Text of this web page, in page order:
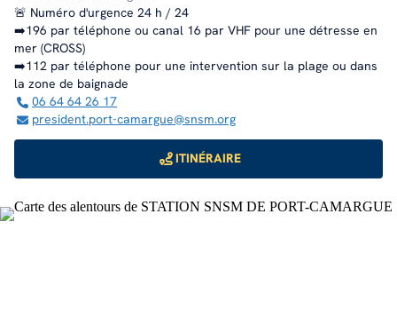
🚨 Numéro d'urgence 24 h / 24
➡️196 par téléphone ou canal 16 par VHF pour une détresse en
mer (CROSS)
➡️112 par téléphone pour une intervention sur la plage ou dans
la zone de baignade
06 64 64 26 17
president.port-camargue@snsm.org
ITINÉRAIRE